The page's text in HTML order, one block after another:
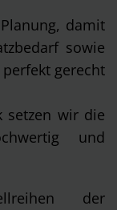
damit
sowie
gerecht
setzen wir die
und
der